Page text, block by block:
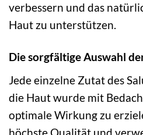
verbessern und das
Haut zu unterstützen.
Die sorgfältige Auswahl
Jede einzelne Zutat des
die Haut wurde mit
optimale Wirkung zu
höchste Qualität und